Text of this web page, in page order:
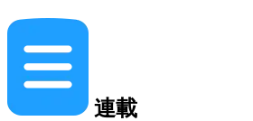
連載